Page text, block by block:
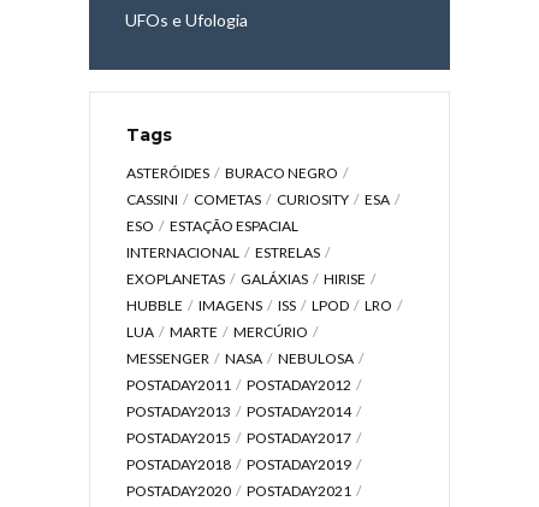
UFOs e Ufologia
Tags
ASTERÓIDES
BURACO NEGRO
CASSINI
COMETAS CURIOSITY
ESA
ESO
ESTAÇÃO ESPACIAL
INTERNACIONAL
ESTRELAS
EXOPLANETAS
GALÁXIAS
HIRISE
HUBBLE
IMAGENS ISS LPOD
LRO
LUA
MARTE
MERCÚRIO
MESSENGER
NASA
NEBULOSA
POSTADAY2011
POSTADAY2012
POSTADAY2013
POSTADAY2014
POSTADAY2015
POSTADAY2017
POSTADAY2018
POSTADAY2019
POSTADAY2020
POSTADAY2021